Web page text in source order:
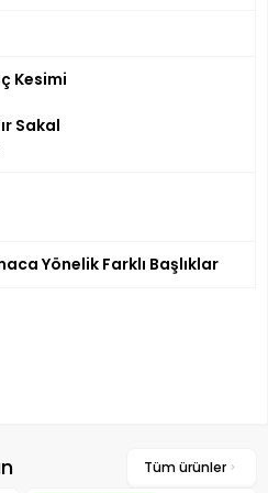
Kesimi
Sakal
Yönelik Farklı Başlıklar
Tüm ürünler